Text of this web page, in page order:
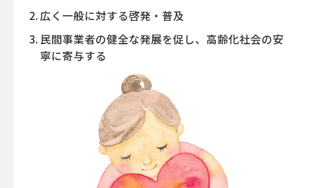
広く一般に対する啓発・普及
民間事業者の健全な発展を促し、高齢化社会の安
寧に寄与する